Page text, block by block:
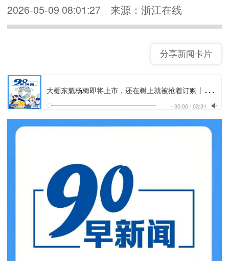
2026-05-09 08:01:27 来源：浙江在线
分享新闻卡片
大
棚东魁杨梅即将上市，还在树上就被抢着订购丨《90早新闻》来了
- 00:00/03:31